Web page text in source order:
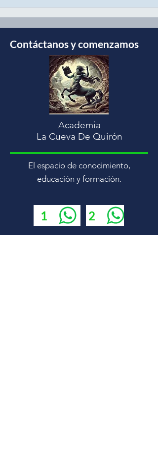
Contáctanos y comenzamos
Academia
La Cueva De Quirón
El espacio de conocimiento,
educación y formación.
1 2